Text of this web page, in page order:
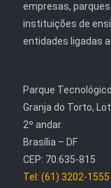
empresas,
instituições de
entidades ligadas
Parque
Granja do Torto,
2º andar.
Brasília – DF
CEP: 70.635-815
Tel: (61) 3202-1555